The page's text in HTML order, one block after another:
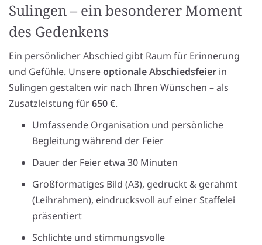
Sulingen – ein besonderer Moment
des Gedenkens
Ein persönlicher Abschied gibt Raum für Erinnerung
und Gefühle. Unsereoptionale Abschiedsfeier in
Sulingen gestalten wir nach Ihren Wünschen – als
Zusatzleistung für650 €.
Umfassende Organisation und persönliche
Begleitung während der Feier
Dauer der Feier etwa 30 Minuten
Großformatiges Bild (A3), gedruckt & gerahmt
(Leihrahmen), eindrucksvoll auf einer Staffelei
präsentiert
Schlichte und stimmungsvolle